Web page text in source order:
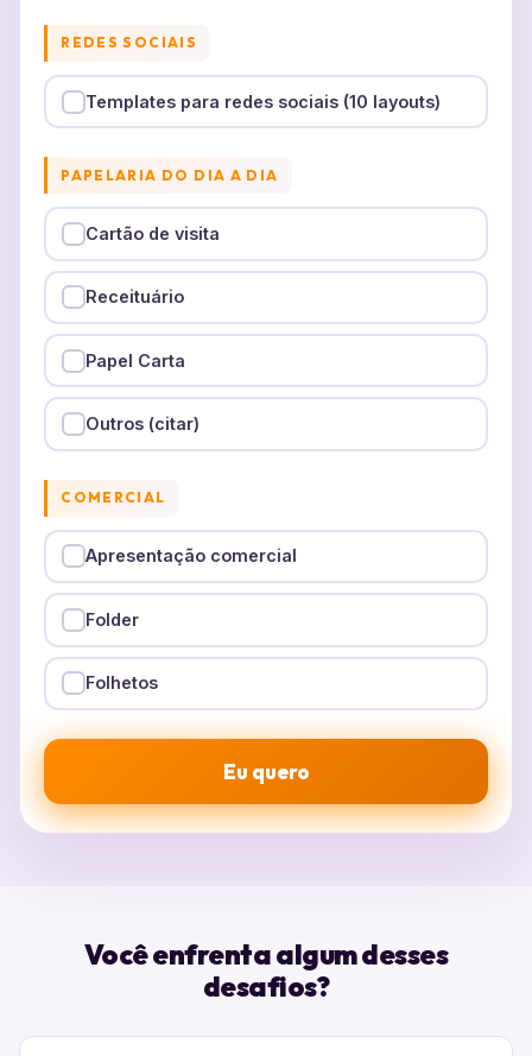
REDES SOCIAIS
Templates para redes sociais (10 layouts)
PAPELARIA DO DIA A DIA
Cartão de visita
Receituário
Papel Carta
Outros (citar)
COMERCIAL
Apresentação comercial
Folder
Folhetos
Eu quero
Você enfrenta algum desses
desafios?